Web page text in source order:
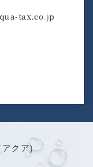
tax.co.jp
クア)